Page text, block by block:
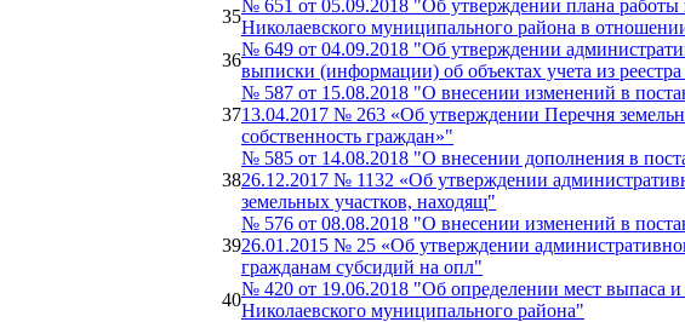
35
№ 651 от 05.09.2018 "Об утверждении плана работы
Николаевского муниципального района в
36
№ 649 от 04.09.2018 "Об утверждении
выписки (информации) об объектах учета из
37
№ 587 от 15.08.2018 "О внесении изменений в
13.04.2017 № 263 «Об утверждении Перечня
собственность граждан»"
38
№ 585 от 14.08.2018 "О внесении дополнения в
26.12.2017 № 1132 «Об утверждении
земельных участков, находящ"
39
№ 576 от 08.08.2018 "О внесении изменений в
26.01.2015 № 25 «Об утверждении
гражданам субсидий на опл"
40
№ 420 от 19.06.2018 "Об определении мест выпаса
Николаевского муниципального района"